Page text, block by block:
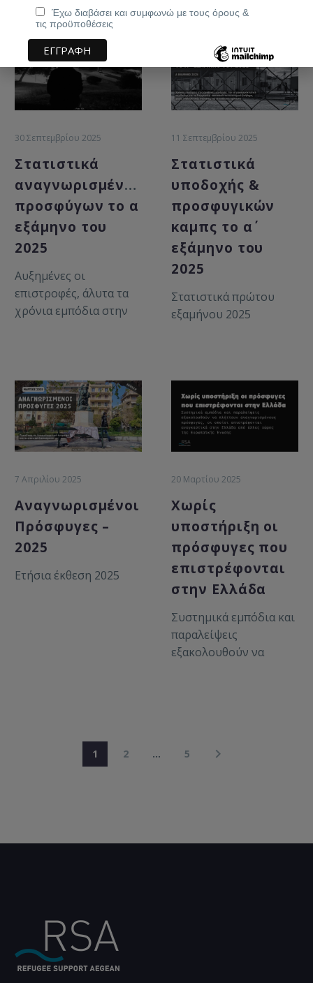
30 Σεπτεμβρίου 2025
Στατιστικά
αναγνωρισμένων
προσφύγων το α΄
εξάμηνο του
2025
Αυξημένες οι
επιστροφές, άλυτα τα
χρόνια εμπόδια στην
11 Σεπτεμβρίου 2025
Στατιστικά
υποδοχής &
προσφυγικών
καμπς το α΄
εξάμηνο του
2025
Στατιστικά πρώτου
εξαμήνου 2025
7 Απριλίου 2025
Αναγνωρισμένοι
Πρόσφυγες –
2025
Ετήσια έκθεση 2025
20 Μαρτίου 2025
Χωρίς
υποστήριξη οι
πρόσφυγες που
επιστρέφονται
στην Ελλάδα
Συστημικά εμπόδια και
παραλείψεις
εξακολουθούν να
Ελλάδα
1 2 … 5
Έχω διαβάσει και συμφωνώ με τους όρους &
τις προϋποθέσεις